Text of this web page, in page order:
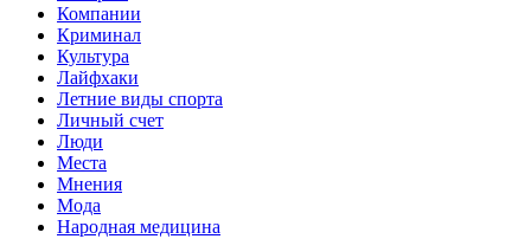
Компании
Криминал
Культура
Лайфхаки
Летние виды спорта
Личный счет
Люди
Места
Мнения
Мода
Народная медицина